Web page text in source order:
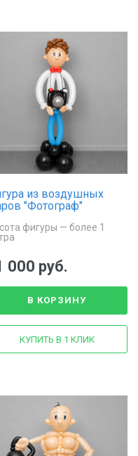
из воздушных
"Фотограф"
фигуры — более 1
000 руб.
В КОРЗИНУ
КУПИТЬ В 1 КЛИК